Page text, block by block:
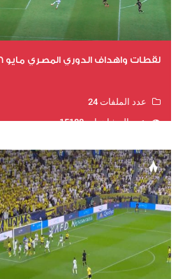
لقطات واهداف الدوري المصري مايو 2026
عدد الملفات 24
عدد المشاهدات 15188